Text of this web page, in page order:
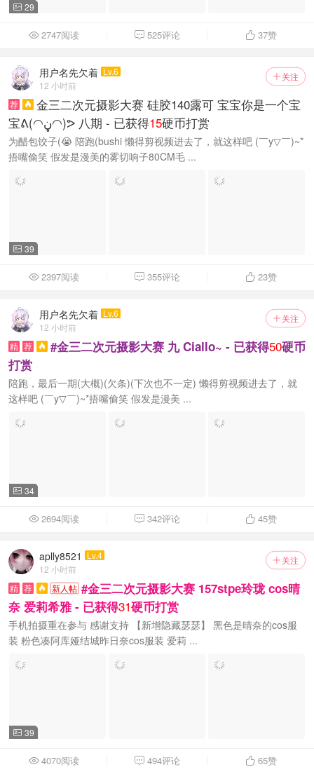
 29
 2747阅读  525评论  37赞
 关注
用户名先欠着 Lv.6
12 小时前
荐

金三二次元摄影大赛 硅胶140露可 宝宝你是一个宝
宝ᕕ(◠ڼ◠)ᕗ 八期 - 已获得15硬币打赏
为醋包饺子(😭 陪跑(bushi 懒得剪视频进去了，就这样吧 (￣y▽￣)~*
捂嘴偷笑 假发是漫美的雾切响子80CM毛 ...
 39
 2397阅读  355评论  23赞
 关注
用户名先欠着 Lv.6
12 小时前
精 荐  #金三二次元摄影大赛 九 Ciallo~ - 已获得50硬币
打赏
陪跑，最后一期(大概)(欠条)(下次也不一定) 懒得剪视频进去了，就
这样吧 (￣y▽￣)~*捂嘴偷笑 假发是漫美 ...
 34
 2694阅读  342评论  45赞
 关注
aplly8521
Lv.4
12 小时前
精 荐  新人帖 #金三二次元摄影大赛 157stpe玲珑 cos晴
奈 爱莉希雅 - 已获得31硬币打赏
手机拍摄重在参与 感谢支持 【新增隐藏瑟瑟】 黑色是晴奈的cos服
装 粉色凑阿库娅结城昨日奈cos服装 爱莉 ...
 39
 4070阅读  494评论  65赞